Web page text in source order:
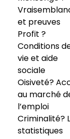
et preuves
Profit ?
Conditions
vie et aide
sociale
Oisiveté?
au marché
l’emploi
Criminalité?
statistiques